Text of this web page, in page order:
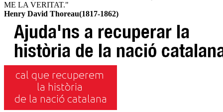
ME LA VERITAT."
Henry David Thoreau(1817-1862)